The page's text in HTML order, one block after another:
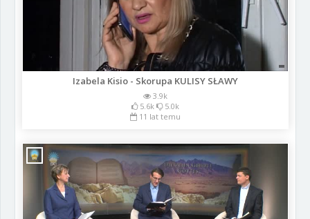
Izabela Kisio - Skorupa KULISY SŁAWY
3.9k
5.6k
5.0k
11 lat temu